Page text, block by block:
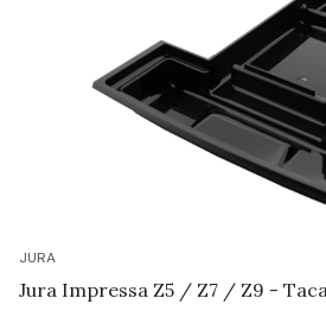
JURA
Jura Impressa Z5 / Z7 / Z9 -